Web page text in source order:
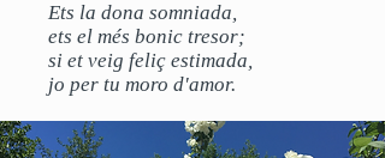
Ets la dona somniada,
ets el més bonic tresor;
si et veig feliç estimada,
jo per tu moro d'amor.